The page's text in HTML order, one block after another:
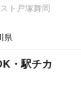
ト戸塚舞岡
県
・駅チカ